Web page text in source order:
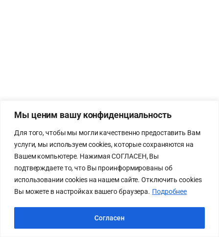
Мы ценим вашу конфиденциальность
Для того, чтобы мы могли качественно предоставить Вам
услуги, мы используем cookies, которые сохраняются на
Вашем компьютере. Нажимая СОГЛАСЕН, Вы
подтверждаете то, что Вы проинформированы об
использовании cookies на нашем сайте. Отключить cookies
Вы можете в настройках вашего браузера. Подробнее
Согласен